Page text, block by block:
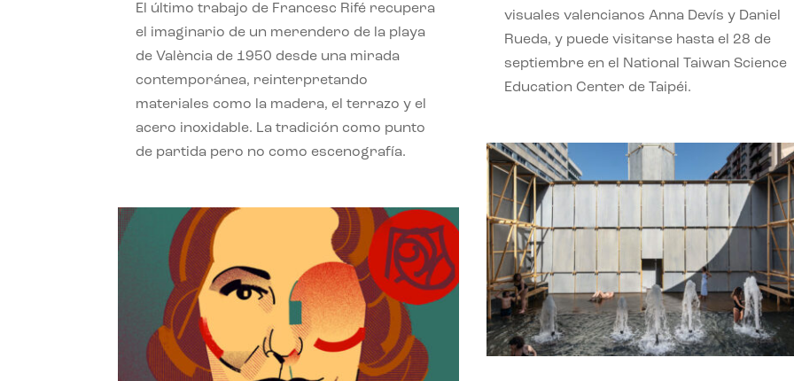
El último trabajo de Francesc Rifé recupera
el imaginario de un merendero de la playa
de València de 1950 desde una mirada
contemporánea, reinterpretando
materiales como la madera, el terrazo y el
acero inoxidable. La tradición como punto
de partida pero no como escenografía.
visuales valencianos Anna Devís y Daniel
Rueda, y puede visitarse hasta el 28 de
septiembre en el National Taiwan Science
Education Center de Taipéi.